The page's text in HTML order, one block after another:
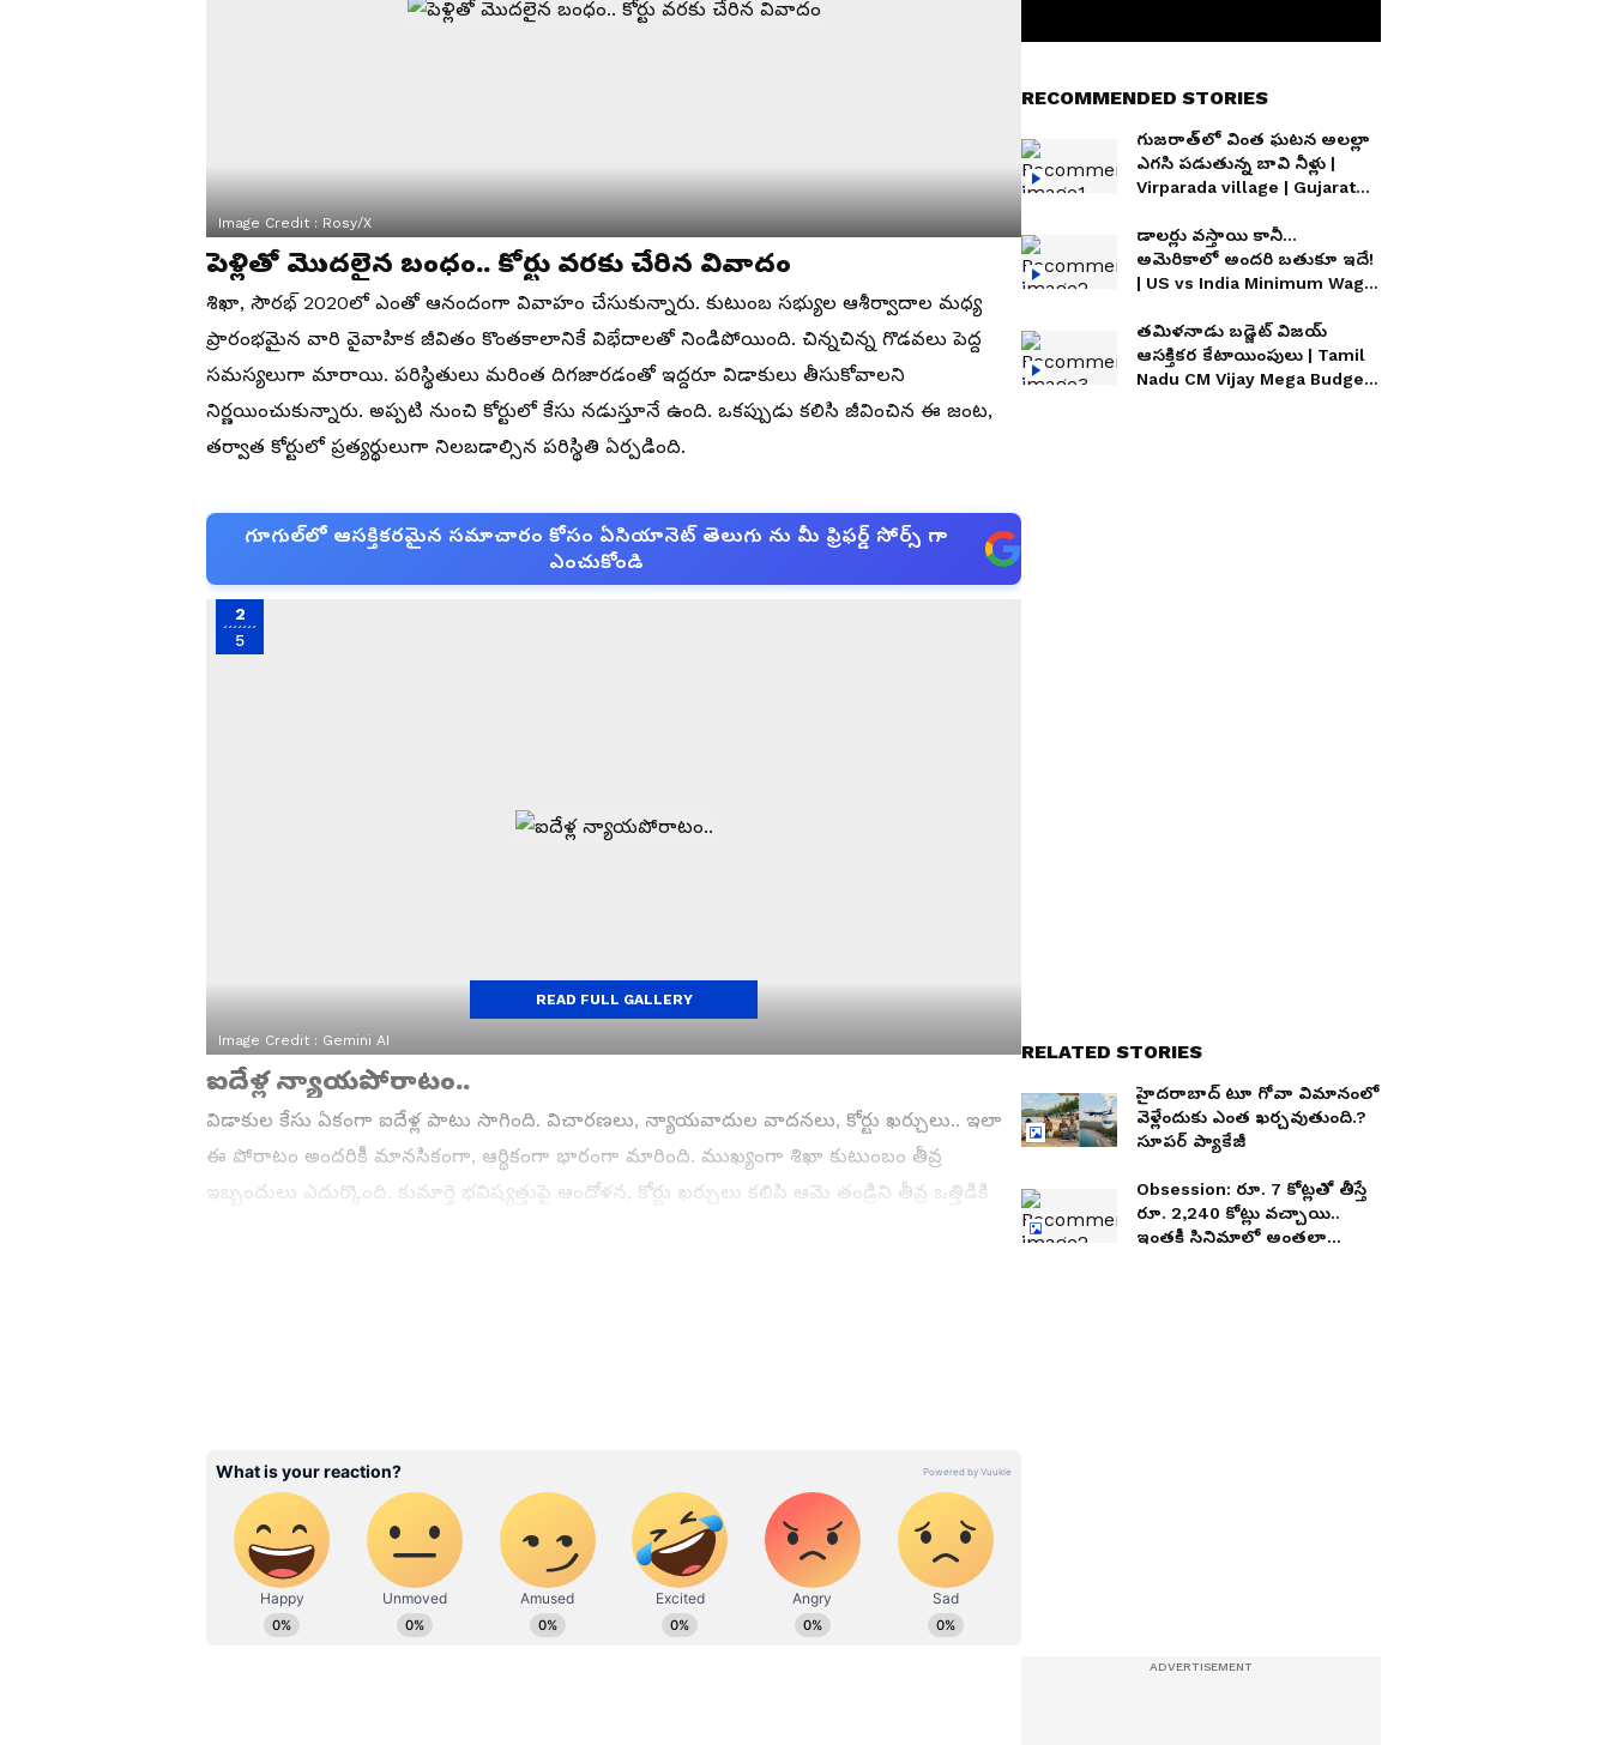
Image Credit : Rosy/X
పెళ్లితో మొదలైన బంధం.. కోర్టు వరకు చేరిన వివాదం
శిఖా, సౌరభ్ 2020లో ఎంతో ఆనందంగా వివాహం చేసుకున్నారు. కుటుంబ సభ్యుల ఆశీర్వాదాల మధ్య
ప్రారంభమైన వారి వైవాహిక జీవితం కొంతకాలానికే విభేదాలతో నిండిపోయింది. చిన్నచిన్న గొడవలు పెద్ద
సమస్యలుగా మారాయి. పరిస్థితులు మరింత దిగజారడంతో ఇద్దరూ విడాకులు తీసుకోవాలని
నిర్ణయించుకున్నారు. అప్పటి నుంచి కోర్టులో కేసు నడుస్తూనే ఉంది. ఒకప్పుడు క‌లిసి జీవించిన ఈ జంట,
తర్వాత కోర్టులో ప్రత్యర్థులుగా నిలబడాల్సిన పరిస్థితి ఏర్పడింది.
గూగుల్‌లో ఆసక్తికరమైన సమాచారం కోసం ఏసియానెట్ తెలుగు ను మీ ఫ్రిఫర్డ్ సోర్స్ గా
ఎంచుకోండి
2
5
Image Credit : Gemini AI
ఐదేళ్ల న్యాయపోరాటం..
విడాకుల కేసు ఏకంగా ఐదేళ్ల పాటు సాగింది. విచారణలు, న్యాయవాదుల వాదనలు, కోర్టు ఖర్చులు.. ఇలా
ఈ పోరాటం అందరికీ మానసికంగా, ఆర్థికంగా భారంగా మారింది. ముఖ్యంగా శిఖా కుటుంబం తీవ్ర
ఇబ్బందులు ఎదుర్కొంది. కుమార్తె భవిష్యత్తుపై ఆందోళన, కోర్టు ఖర్చులు కలిపి ఆమె తండ్రిని తీవ్ర ఒత్తిడికి
READ FULL GALLERY
RECOMMENDED STORIES
గుజరాత్‌లో వింత ఘటన అలల్లా
ఎగసి పడుతున్న బావి నీళ్లు |
Virparada village | Gujarat
డాలర్లు వస్తాయి కానీ...
అమెరికాలో అందరి బతుకూ ఇదే!
| US vs India Minimum Wage
తమిళనాడు బడ్జెట్ విజయ్
ఆసక్తికర కేటాయింపులు | Tamil
Nadu CM Vijay Mega Budget
RELATED STORIES
హైదరాబాద్ టూ గోవా విమానంలో
వెళ్లేందుకు ఎంత ఖర్చవుతుంది.?
సూప‌ర్ ప్యాకేజీ
Obsession: రూ. 7 కోట్ల‌తో తీస్తే
రూ. 2,240 కోట్లు వ‌చ్చాయి..
ఇంత‌కీ సినిమాలో అంత‌లా